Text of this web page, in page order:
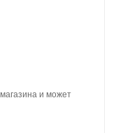
и может